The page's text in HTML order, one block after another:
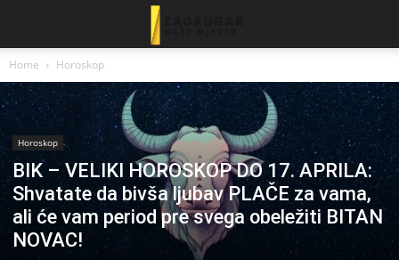
Home Horoskop
Horoskop
BIK – VELIKI HOROSKOP DO 17. APRILA:
Shvatate da bivša ljubav PLAČE za vama,
ali će vam period pre svega obeležiti BITAN
NOVAC!